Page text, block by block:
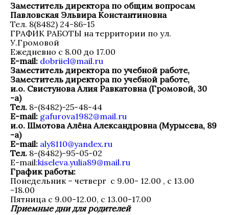
Заместитель директора по общим вопросам
Павловская Эльвира Константиновна
Тел. 8(8482) 24-86-15
ГРАФИК РАБОТЫ на территории по ул.
У.Громовой
Ежедневно с 8.00 до 17.00
E-mail: dobriiel@mail.ru
Заместитель директора по учебной работе,
Заместитель директора по учебной работе,
и.о. Свистунова Алия Равкатовна (Громовой, 30
-а)
Тел. 8-(8482)-25-48-44
E-mail: gafurova1982@mail.ru
и.о. Шмотова Алёна Александровна (Мурысева, 89
-а)
E-mail: aly8110@yandex.ru
Тел. 8-(8482)-95-05-02
E-mail:kiseleva.yulia89@mail.ru
График работы:
Понедельник – четверг с 9.00- 12.00 , с 13.00
-18.00
Пятница с 9.00-12.00, с 13.00-17.00
Приемные дни для родителей